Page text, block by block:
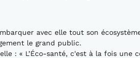
avec elle tout son
le grand public.
: « L’Éco-santé, c'est à la fois une